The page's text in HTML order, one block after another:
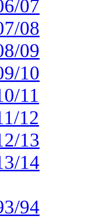
07
08
09
10
11
12
13
14
94